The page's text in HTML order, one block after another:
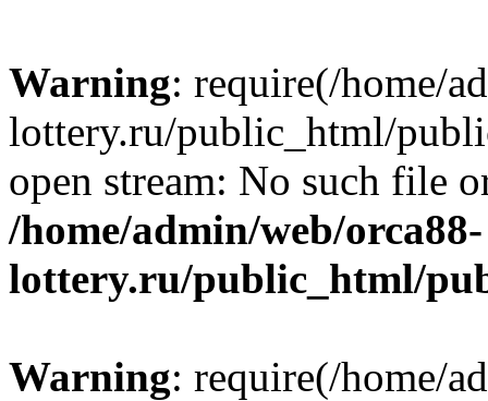
Warning: require(/home/
lottery.ru/public_html/
open stream: No such file
/home/admin/web/orca88-
lottery.ru/public_html/
Warning: require(/home/